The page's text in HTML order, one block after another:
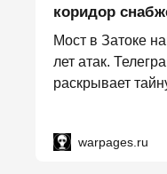
коридор
Мост в Затоке
лет атак.
раскрывает
warpages.ru